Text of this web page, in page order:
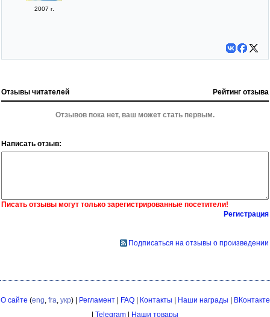
2007 г.
Отзывы читателей Рейтинг отзыва
Отзывов пока нет, ваш может стать первым.
Написать отзыв:
Писать отзывы могут только зарегистрированные посетители!
Регистрация
Подписаться на отзывы о произведении
О сайте (eng fra укр) | Регламент| FAQ| Контакты | Наши награды | ВКонтакте
| Telegram | Наши товары